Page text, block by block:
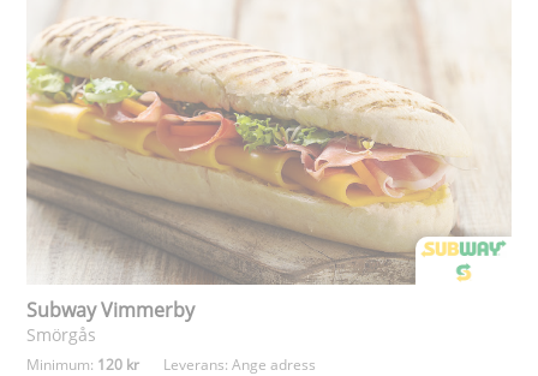
Subway Vimmerby
Smörgås
Minimum: 120 kr Leverans: Ange adress